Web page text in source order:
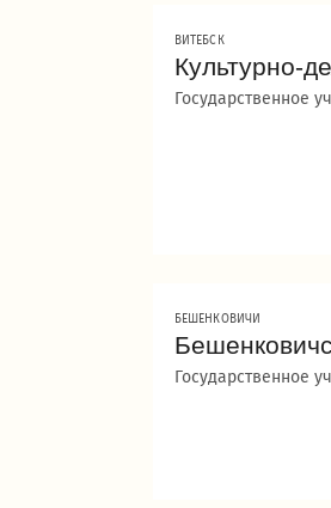
ВИТЕБСК
Культурно-
Государственное
БЕШЕНКОВИЧИ
Государственное